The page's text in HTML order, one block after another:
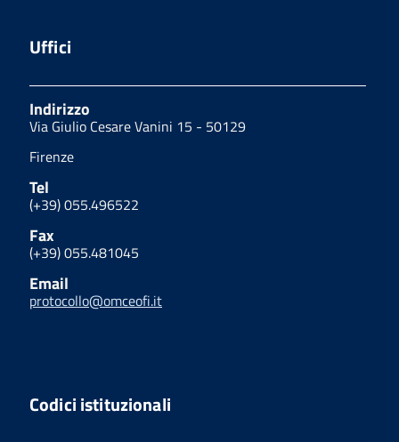
Uffici
Indirizzo
Via Giulio Cesare Vanini 15 - 50129
Firenze
Tel
(+39) 055.496522
Fax
(+39) 055.481045
Email
protocollo@omceofi.it
Codici istituzionali